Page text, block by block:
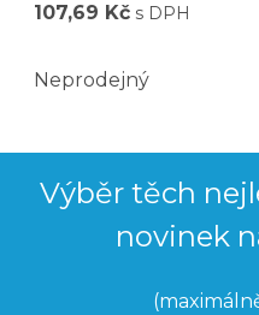
107,69 Kč s DPH
Neprodejný
Výběr těch
novinek